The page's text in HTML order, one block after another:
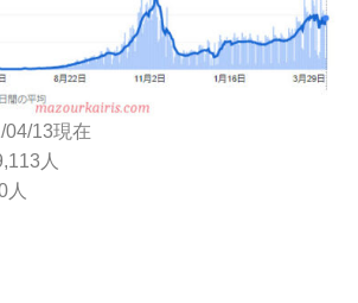
04/13現在
人
人